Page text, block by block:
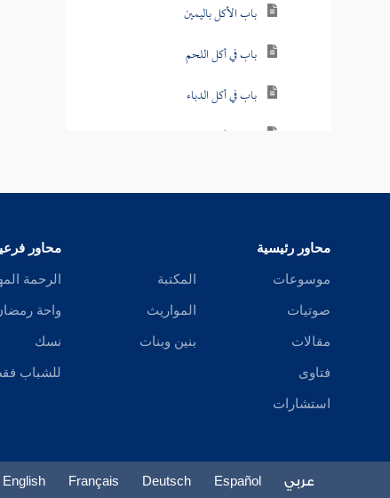
باب الأكل باليمين
باب في أكل اللحم
باب في أكل الدباء
باب في أكل الثريد
باب في أكل الأرنب
باب في أكل الضب
باب ما لم يذكر تحريمه
محاور رئيسية
موسوعات
صوتيات
مقالات
فتاوى
استشارات
المكتبة
المواريث
بنين وبنات
محاور
الرحمة
واحة
نسك
للشباب
عربي Español
Deutsch
Français
English